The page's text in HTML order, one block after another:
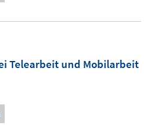
Telearbeit und Mobilarbeit